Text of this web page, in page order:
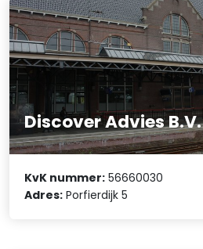
Discover Advies B.V.
KvK nummer: 56660030
Adres: Porfierdijk 5